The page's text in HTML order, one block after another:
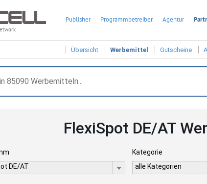
Publisher Programmbetreiber Agentur
Übersicht Werbemittel Gutscheine
FlexiSpot DE/AT
DE/AT
Kategorie
alle Kategorien